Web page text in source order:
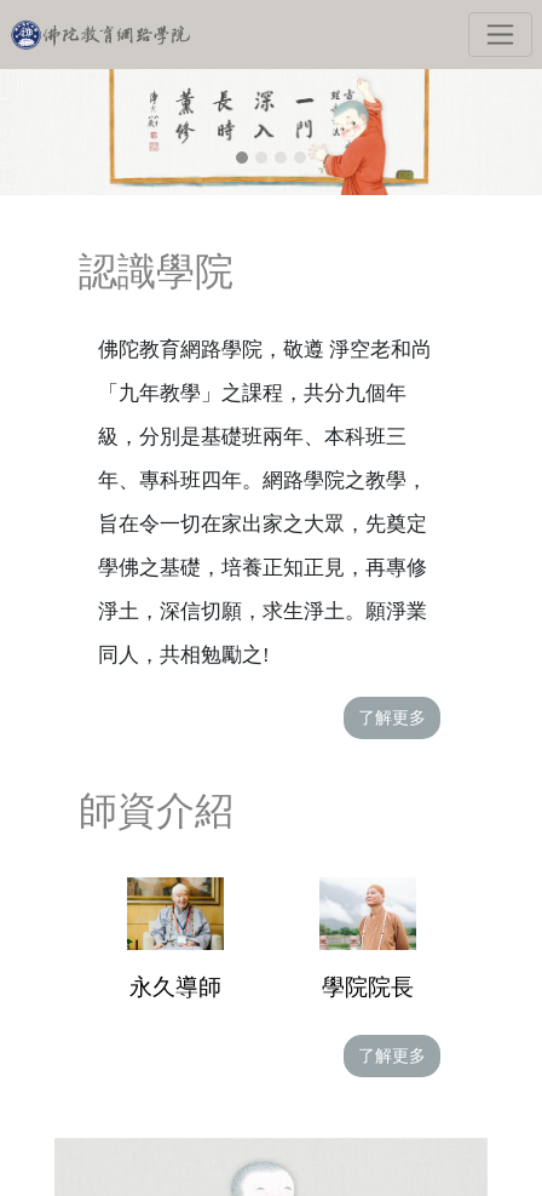
認識學院
佛陀教育網路學院，敬遵 淨空老和尚
「九年教學」之課程，共分九個年
級，分別是基礎班兩年、本科班三
年、專科班四年。 網路學院之教學，
旨在令一切在家出家之大眾，先奠定
學佛之基礎，培養正知正見，再專修
淨土，深信切願，求生淨土。願淨業
同人，共相勉勵之!
了解更多
師資介紹
永久導師 學院院長
了解更多